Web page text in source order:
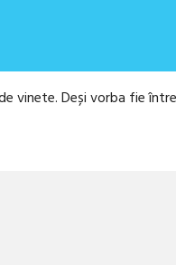
vinete. Deși vorba fie